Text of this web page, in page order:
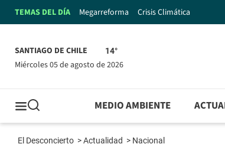
TEMAS DEL DÍA Megarreforma Crisis Climática
SANTIAGO DE CHILE 14°
miércoles 05 de agosto de 2026
MEDIO AMBIENTE
El Desconcierto >Actualidad > Nacional